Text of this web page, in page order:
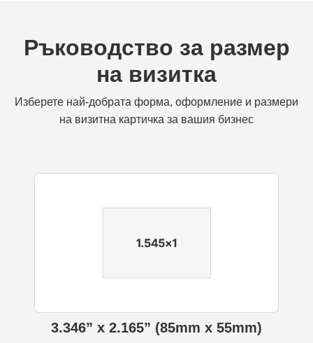
Ръководство за размер
на визитка
Изберете най-добрата форма, оформление и размери
на визитна картичка за вашия бизнес
3.346” x 2.165” (85mm x 55mm)